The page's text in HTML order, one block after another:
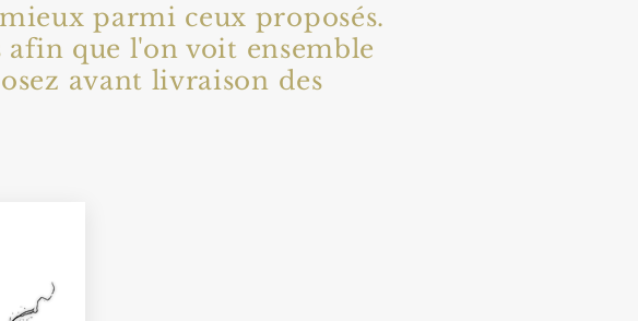
parmi ceux proposés.
afin que l'on voit ensemble
avant livraison des